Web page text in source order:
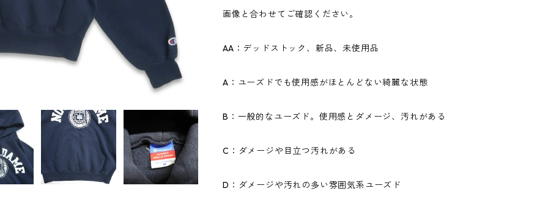
画像と合わせてご確認ください。
AA：デッドストック、新品、未使用品
A：ユーズドでも使用感がほとんどない綺麗な状態
B：一般的なユーズド。使用感とダメージ、汚れがある
C：ダメージや目立つ汚れがある
D：ダメージや汚れの多い雰囲気系ユーズド